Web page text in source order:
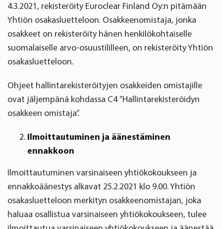
4.3.2021, rekisteröity Euroclear Finland Oy:n pitämään
Yhtiön osakasluetteloon. Osakkeenomistaja, jonka
osakkeet on rekisteröity hänen henkilökohtaiselle
suomalaiselle arvo-osuustililleen, on rekisteröity Yhtiön
osakasluetteloon.
Ohjeet hallintarekisteröityjen osakkeiden omistajille
ovat jäljempänä kohdassa C4 ”Hallintarekisteröidyn
osakkeen omistaja”.
Ilmoittautuminen ja äänestäminen
ennakkoon
Ilmoittautuminen varsinaiseen yhtiökokoukseen ja
ennakkoäänestys alkavat 25.2.2021 klo 9.00. Yhtiön
osakasluetteloon merkityn osakkeenomistajan, joka
haluaa osallistua varsinaiseen yhtiökokoukseen, tulee